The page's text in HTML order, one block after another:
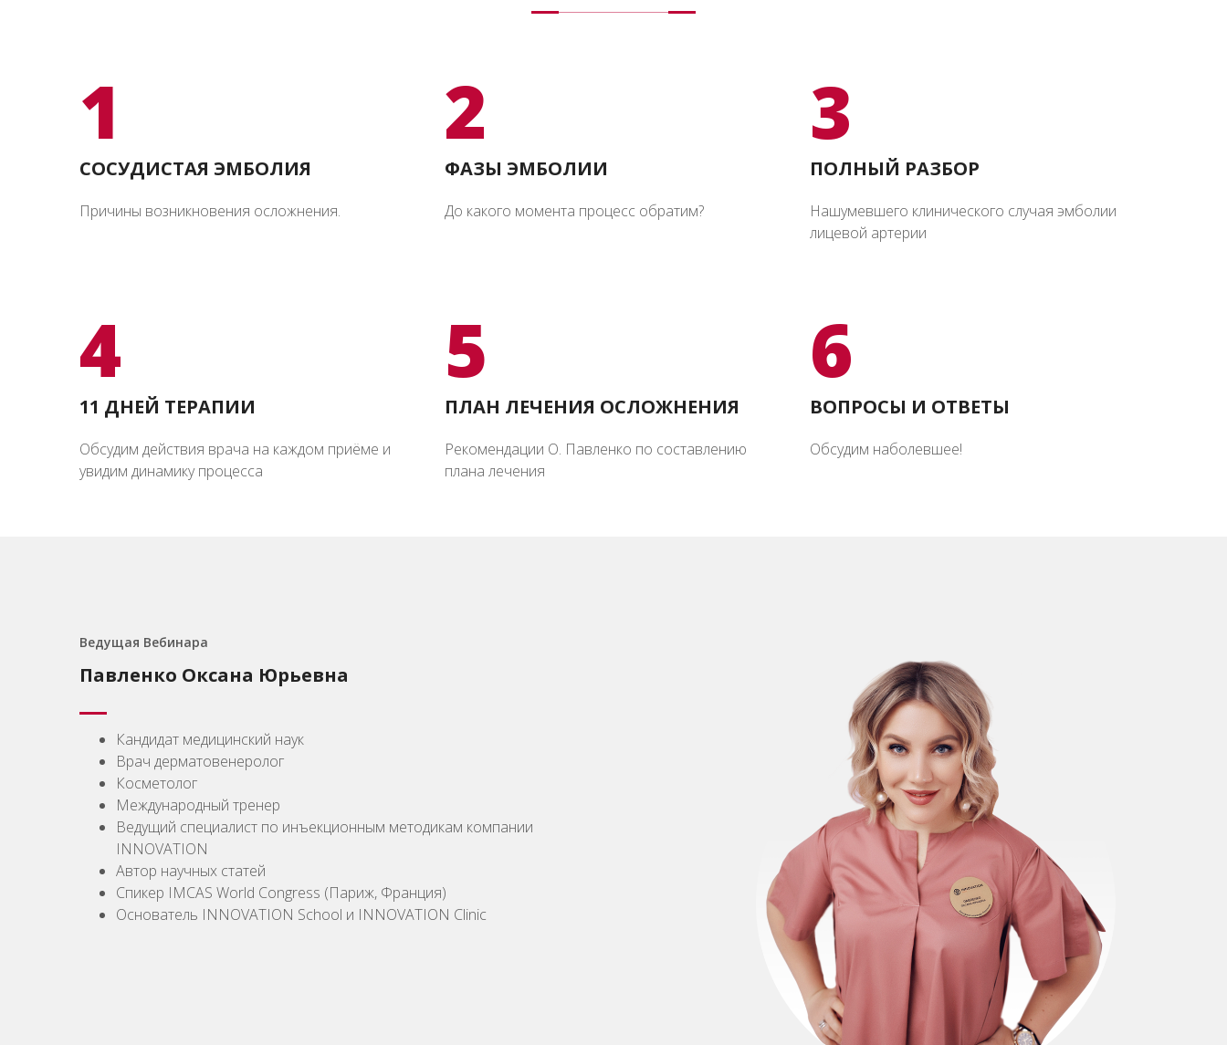
1
СОСУДИСТАЯ ЭМБОЛИЯ
Причины возникновения осложнения.
2
ФАЗЫ ЭМБОЛИИ
До какого момента процесс обратим?
3
ПОЛНЫЙ РАЗБОР
Нашумевшего клинического случая эмболии
лицевой артерии
4
11 ДНЕЙ ТЕРАПИИ
Обсудим действия врача на каждом приёме и
увидим динамику процесса
5
ПЛАН ЛЕЧЕНИЯ ОСЛОЖНЕНИЯ
Рекомендации О. Павленко по составлению
плана лечения
6
ВОПРОСЫ И ОТВЕТЫ
Обсудим наболевшее!
Ведущая Вебинара
Павленко Оксана Юрьевна
Кандидат медицинский наук
Врач дерматовенеролог
Косметолог
Международный тренер
Ведущий специалист по инъекционным методикам компании
INNOVATION
Автор научных статей
Спикер IMCAS World Congress (Париж, Франция)
Основатель INNOVATION School и INNOVATION Clinic